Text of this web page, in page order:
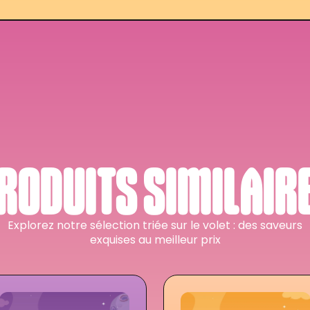
Explorez notre sélection triée sur le volet : des saveurs
exquises au meilleur prix